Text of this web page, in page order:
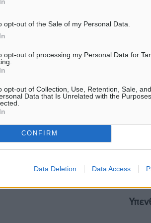
opt-out of the Sale of my Personal Data.
opt-out of processing my Personal Data for
opt-out of Collection, Use, Retention, Sale,
Data that Is Unrelated with the
CONFIRM
Data Deletion Data Access
Ακολουθήστε μας στο Google News ★ ↗
πατήστε ★ Ακολουθήστε
ΕΠΙΣΗΣ
Στο νοσοκομείο της Ρόδου αύριο
· 13:58